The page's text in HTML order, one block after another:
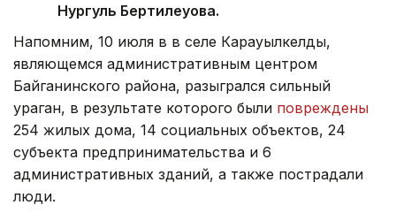
Нургуль Бертилеуова.
Напомним, 10 июля в в селе Карауылкелды,
являющемся административным центром
Байганинского района, разыгрался сильный
ураган, в результате которого были повреждены
254 жилых дома, 14 социальных объектов, 24
субъекта предпринимательства и 6
административных зданий, а также пострадали
люди.